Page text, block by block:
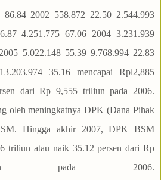
86.84 2002 558.872 22.50 2.544.993
4.251.775 67.06 2004 3.231.939
5.022.148 55.39 9.768.994 22.83
35.16 mencapai Rpl2,885
dari Rp 9,555 triliun pada 2006.
oleh meningkatnya DPK (Dana Pihak
Hingga akhir 2007, DPK BSM
triliun atau naik 35.12 persen dari Rp
pada 2006.